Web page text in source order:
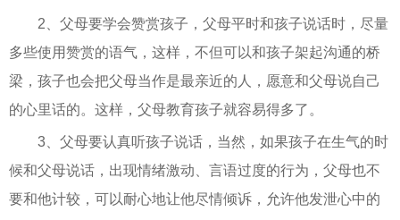
2、父母要学会赞赏孩子，父母平时和孩子说话时，尽量
多些使用赞赏的语气，这样，不但可以和孩子架起沟通的桥
梁，孩子也会把父母当作是最亲近的人，愿意和父母说自己
的心里话的。这样，父母教育孩子就容易得多了。
3、父母要认真听孩子说话，当然，如果孩子在生气的时
候和父母说话，出现情绪激动、言语过度的行为，父母也不
要和他计较，可以耐心地让他尽情倾诉，允许他发泄心中的